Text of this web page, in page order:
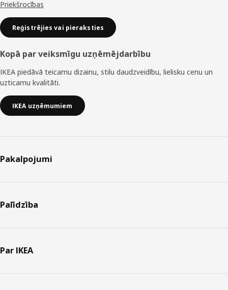
Priekšrocības
Reģistrējies vai pieraksties
Kopā par veiksmīgu uzņēmējdarbību
IKEA piedāvā teicamu dizainu, stilu daudzveidību, lielisku cenu un
uzticamu kvalitāti.
IKEA uzņēmumiem
Pakalpojumi
Palīdzība
Par IKEA